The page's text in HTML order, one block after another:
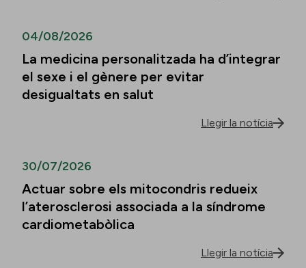
04/08/2026
La medicina personalitzada ha d’integrar
el sexe i el gènere per evitar
desigualtats en salut
Llegir la notícia
30/07/2026
Actuar sobre els mitocondris redueix
l’aterosclerosi associada a la síndrome
cardiometabòlica
Llegir la notícia